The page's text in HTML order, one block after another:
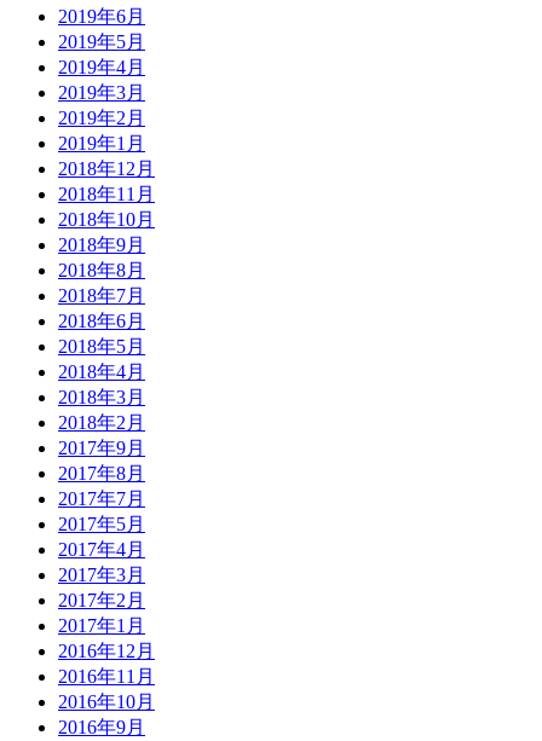
2019年6月
2019年5月
2019年4月
2019年3月
2019年2月
2019年1月
2018年12月
2018年11月
2018年10月
2018年9月
2018年8月
2018年7月
2018年6月
2018年5月
2018年4月
2018年3月
2018年2月
2017年9月
2017年8月
2017年7月
2017年5月
2017年4月
2017年3月
2017年2月
2017年1月
2016年12月
2016年11月
2016年10月
2016年9月